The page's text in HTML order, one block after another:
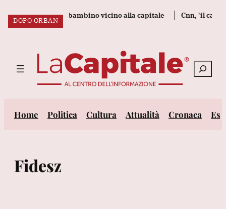
ULTIM’ORA:
morti tra cui un bambino vicino alla capitale Cnn, 'il capo
Cerca
Home Politica Cultura Attualità Cronaca
Fidesz
DOPO ORBAN